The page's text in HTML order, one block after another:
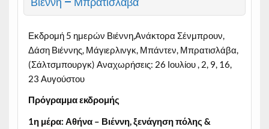
Εκδρομή 5 ημερών Βιέννη,Ανάκτορα Σένμπρουν,
Δάση Βιέννης, Μάγιερλινγκ, Μπάντεν, Μπρατισλάβα,
(Σάλτσμπουργκ) Αναχωρήσεις: 26 Ιουλίου , 2, 9, 16,
23 Αυγούστου
Πρόγραμμα εκδρομής
1η μέρα: Αθήνα – Βιέννη, ξενάγηση πόλης &